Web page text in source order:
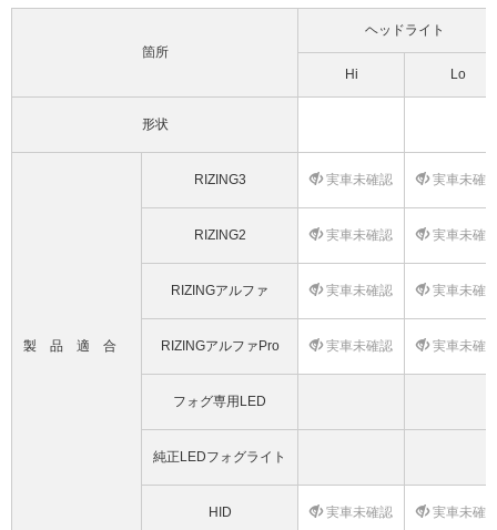
箇所
ヘッドライト
Hi Lo
形状
製品適合
RIZING3 実車未確認 実車未確
RIZING2 実車未確認 実車未確
RIZINGアルファ 実車未確認 実車未確
RIZINGアルファPro 実車未確認 実車未確
フォグ専用LED
純正LEDフォグライト
HID 実車未確認 実車未確